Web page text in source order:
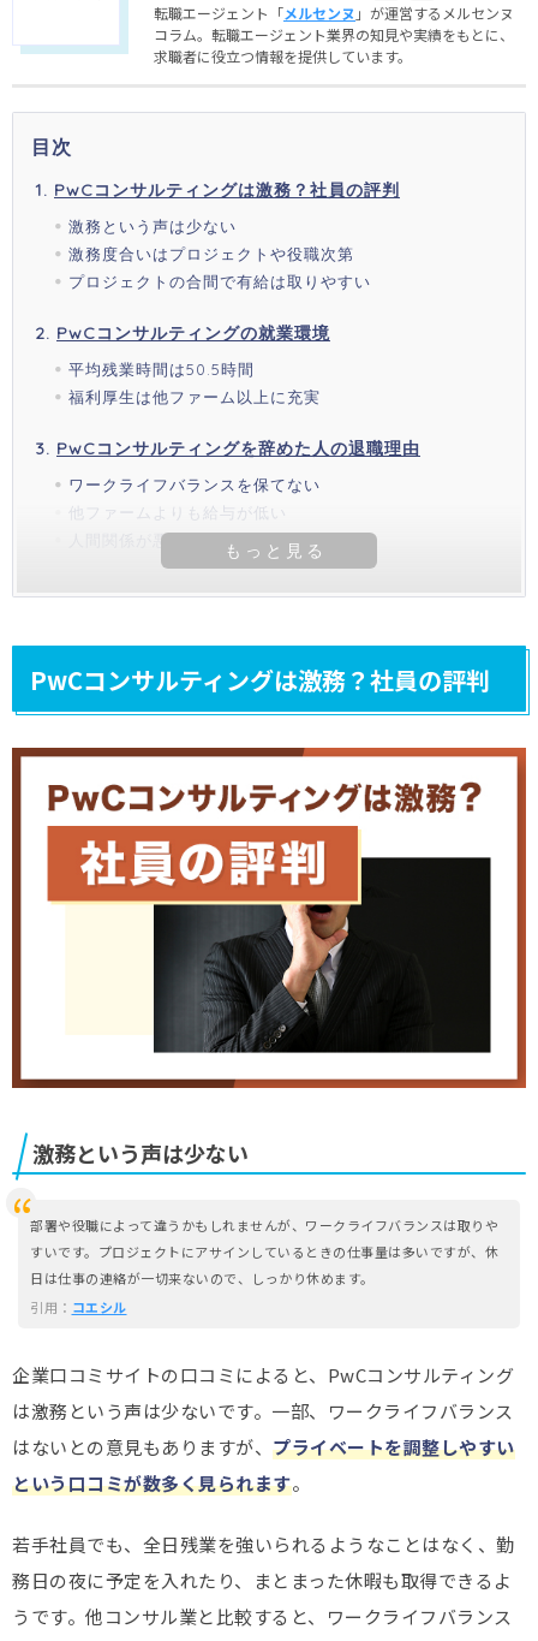
転職エージェント「メルセンヌ 」が運営するメルセンヌ
コラム。転職エージェント業界の知見や実績をもとに、
求職者に役立つ情報を提供しています。
目次
PwCコンサルティングは激務？社員の評判
激務という声は少ない
激務度合いはプロジェクトや役職次第
プロジェクトの合間で有給は取りやすい
PwCコンサルティングの就業環境
平均残業時間は50.5時間
福利厚生は他ファーム以上に充実
PwCコンサルティングを辞めた人の退職理由
ワークライフバランスを保てない
他ファームよりも給与が低い
人間関係が悪い
PwCコンサルティングは激務？社員の評判
激務という声は少ない
部署や役職によって違うかもしれませんが、ワークライフバランスは取りや
すいです。プロジェクトにアサインしているときの仕事量は多いですが、休
日は仕事の連絡が一切来ないので、しっかり休めます。
引用： コエシル
企業口コミサイトの口コミによると、PwCコンサルティング
は激務という声は少ないです。一部、ワークライフバランス
はないとの意見もありますが、 プライベートを調整しやすい
という口コミが数多く見られます。
若手社員でも、全日残業を強いられるようなことはなく、勤
務日の夜に予定を入れたり、まとまった休暇も取得できるよ
うです。他コンサル業と比較すると、ワークライフバランス